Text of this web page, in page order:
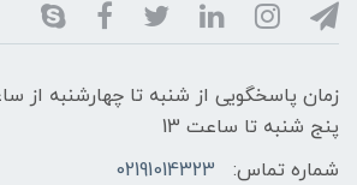
پنج شنبه تا ساعت 13
شماره تماس:
02191014323